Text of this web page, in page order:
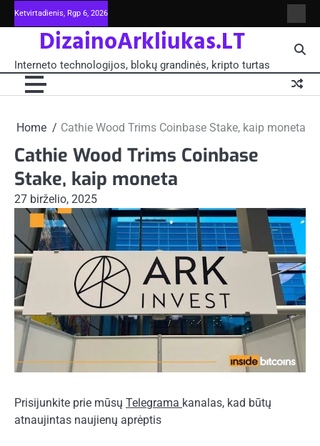
Skip
to
Ketvirtadienis, Rgp 6, 2026
ir
blokų
DizainoArkliukas.LT
Interneto technologijos, blokų grandinės, kripto turtas
Home Cathie Wood Trims Coinbase Stake, kaip moneta
Cathie Wood Trims Coinbase
Stake, kaip moneta
27 birželio, 2025
Prisijunkite prie mūsų Telegrama kanalas, kad būtų
atnaujintas naujienų aprėptis